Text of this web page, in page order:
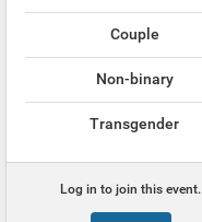
Couple
Non-binary
Transgender
Log in to join this event.